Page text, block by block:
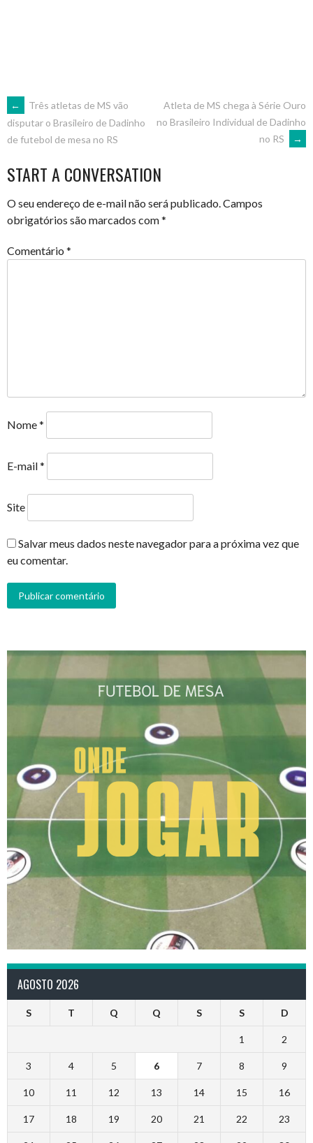
POST
NAVIGATION
←
Três atletas de MS vão
disputar o Brasileiro de Dadinho
de futebol de mesa no RS
Atleta de MS chega à Série Ouro
no Brasileiro Individual de Dadinho
no RS
→
START A CONVERSATION
O seu endereço de e-mail não será publicado. Campos
obrigatórios são marcados com*
Comentário *
Nome*
E-mail*
Site
Salvar meus dados neste navegador para a próxima vez que
eu comentar.
AGOSTO 2026
S T Q Q S S D
1 2
3 4 5 6 7 8 9
10 11 12 13 14 15 16
17 18 19 20 21 22 23